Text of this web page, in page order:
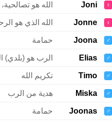
♀
Joni الله هو
♀
Jonne الله الذي هو
♂
Joona حمامة
♂
Elias الرب هو (بلدي)
♂
Timo تكريم الله
♂
Miska هدية من الرب
♂
Joonas حمامة